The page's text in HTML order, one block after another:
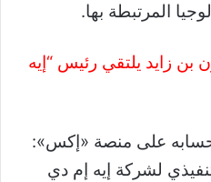
المرتبطة بها.
زايد يلتقي رئيس “إيه
على منصة «إكس»:
لشركة إيه إم دي